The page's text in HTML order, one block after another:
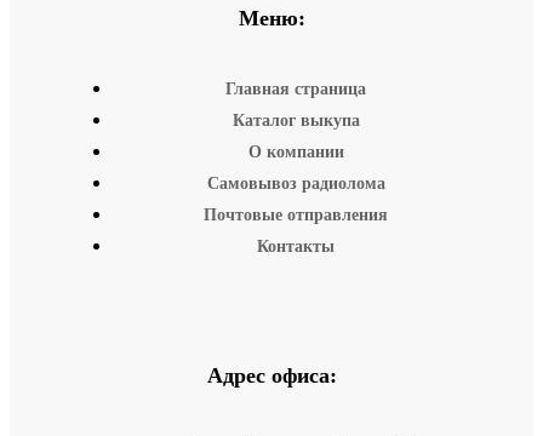
Меню:
Главная страница
Каталог выкупа
О компании
Самовывоз радиолома
Почтовые отправления
Контакты
Адрес офиса: